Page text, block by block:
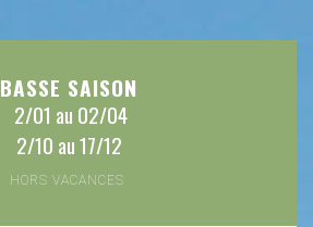
BASSE SAISON
2/01 au 02/04
2/10 au 17/12
HORS VACANCES